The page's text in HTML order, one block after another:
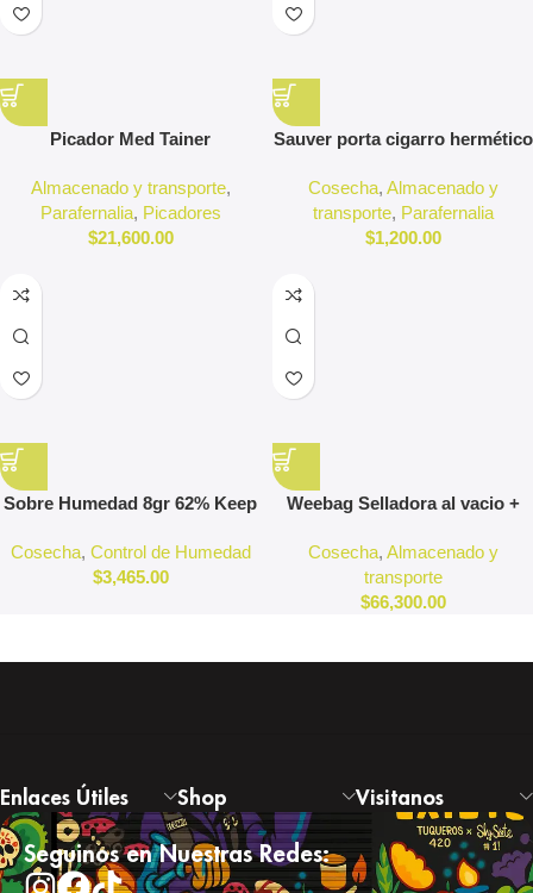
Picador Med Tainer
Almacenado y transporte,
Parafernalia, Picadores
$21,600.00
Sauver porta cigarro hermético
Cosecha, Almacenado y
transporte, Parafernalia
$1,200.00
Sobre Humedad 8gr 62% Keep
Cosecha, Control de Humedad
$3,465.00
Weebag Selladora al vacio +
Cosecha, Almacenado y
transporte
$66,300.00
Enlaces Útiles Shop Visitanos
Seguinos en Nuestras Redes: